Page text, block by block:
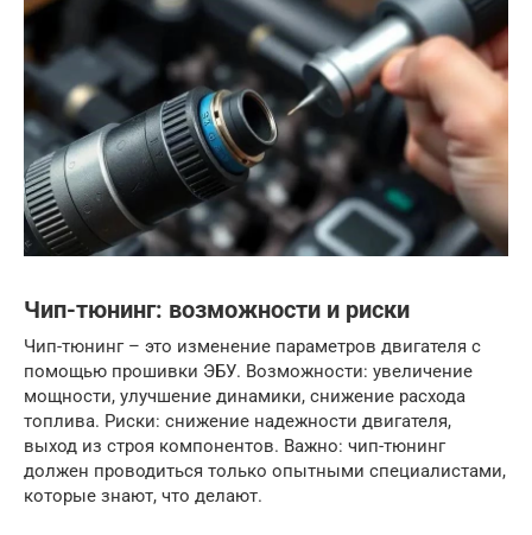
Чип-тюнинг: возможности и риски
Чип-тюнинг – это изменение параметров двигателя с
помощью прошивки ЭБУ. Возможности: увеличение
мощности, улучшение динамики, снижение расхода
топлива. Риски: снижение надежности двигателя,
выход из строя компонентов. Важно: чип-тюнинг
должен проводиться только опытными специалистами,
которые знают, что делают.